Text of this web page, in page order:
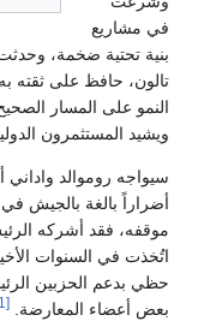
في مشاريع
تالون، حافظ على ثقته
ويشيد المستثمرون
سيواجه روموالد
أضراراً بالغة بالجيش
موقفه، فقد أشركه
اتُخذت في السنوات
حظي بدعم الحزبين
بعض أعضاء المعارضة. [51]